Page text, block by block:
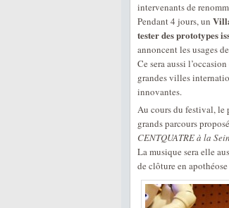
intervenants de
Pendant 4 jours, un
tester des prototypes
annoncent les usages
Ce sera aussi
grandes villes
innovantes.
Au cours du festival, le
grands parcours
CENTQUATRE à la
La musique sera elle
de clôture en